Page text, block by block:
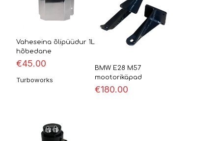
Vaheseina õlipüüdur 1L
hõbedane
€45.00
Turboworks
BMW E28 M57
mootorikäpad
€180.00